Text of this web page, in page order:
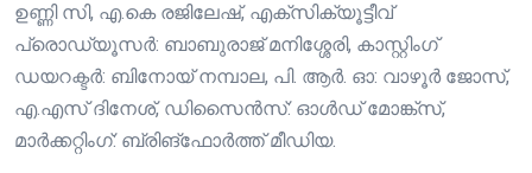
ഉണ്ണി സി, എ.കെ രജിലേഷ്, എക്സിക്യൂട്ടീവ്
പ്രൊഡ്യൂസർ: ബാബുരാജ് മനിശ്ശേരി, കാസ്റ്റിംഗ്
ഡയറക്ടർ: ബിനോയ് നമ്പാല, പി. ആർ. ഓ: വാഴൂർ ജോസ്,
എ.എസ് ദിനേശ്, ഡിസൈൻസ്: ഓൾഡ് മോങ്ക്‌സ്,
മാർക്കറ്റിംഗ്: ബ്രിങ്ഫോർത്ത് മീഡിയ.